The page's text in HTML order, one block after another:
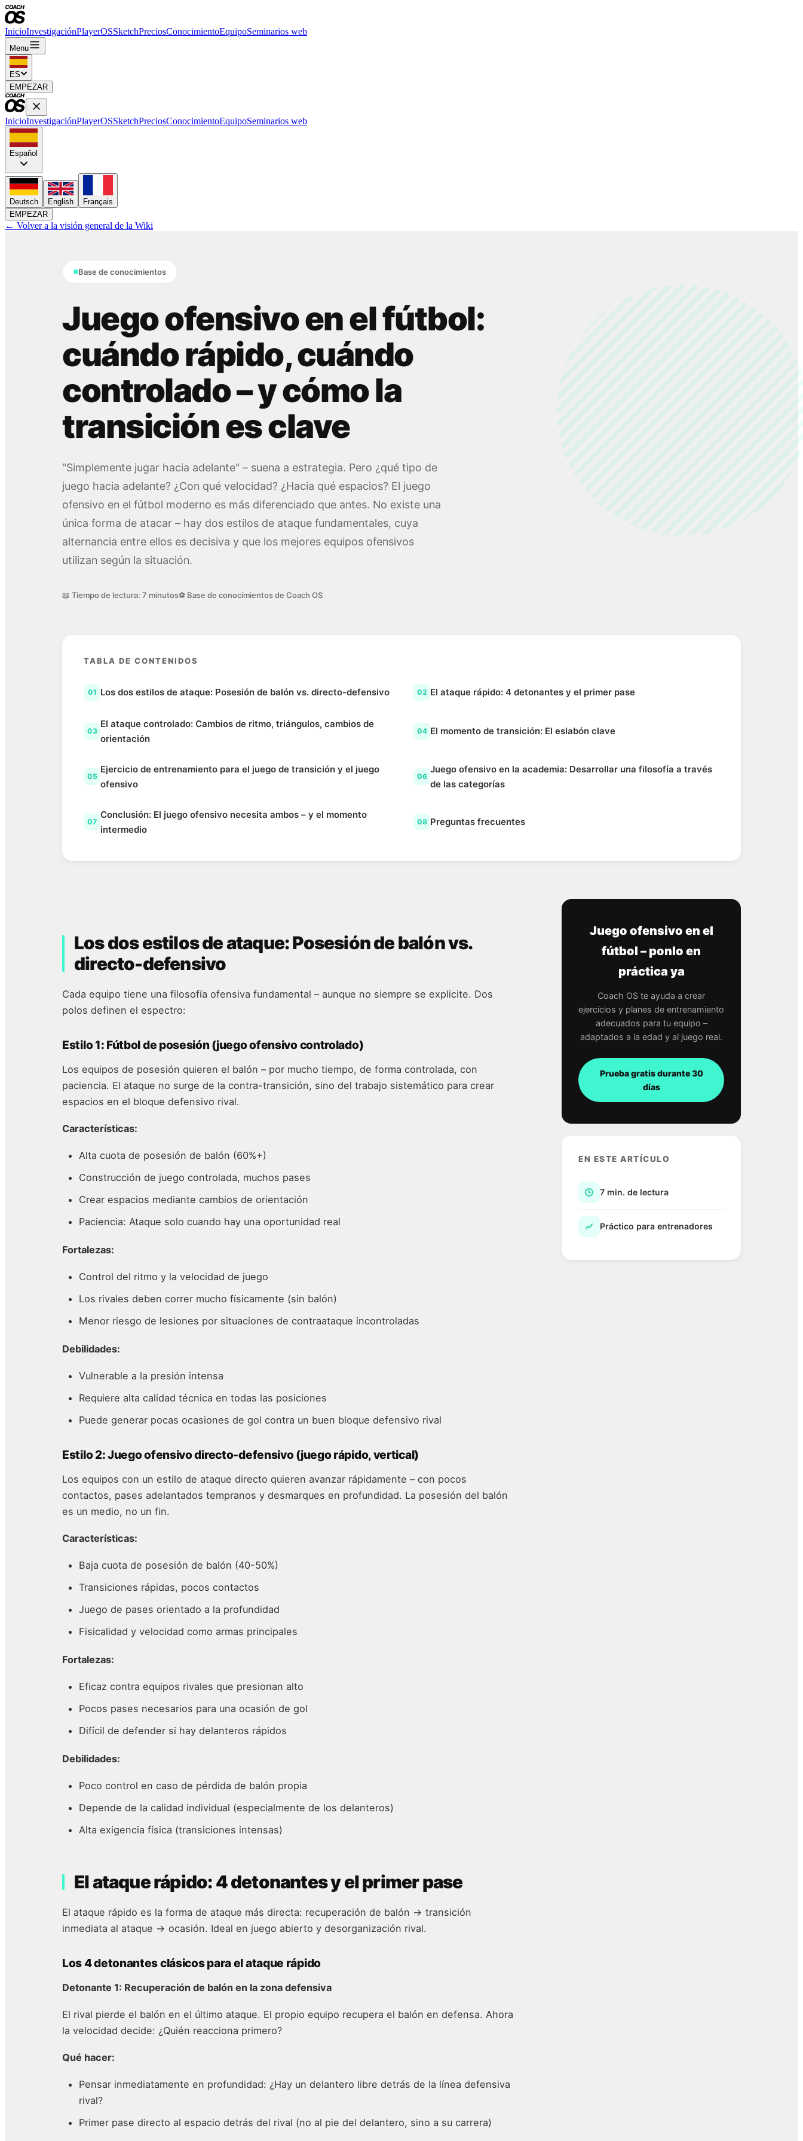
InicioInvestigaciónPlayerOSSketchPreciosConocimientoEquipoSeminarios web
Menu
ES
EMPEZAR
InicioInvestigaciónPlayerOSSketchPreciosConocimientoEquipoSeminarios web
Español
Deutsch English
Français
EMPEZAR
← Volver a la visión general de la Wiki
Base de conocimientos
Juego ofensivo en el fútbol:
cuándo rápido, cuándo
controlado – y cómo la
transición es clave
"Simplemente jugar hacia adelante" – suena a estrategia. Pero ¿qué tipo de
juego hacia adelante? ¿Con qué velocidad? ¿Hacia qué espacios? El juego
ofensivo en el fútbol moderno es más diferenciado que antes. No existe una
única forma de atacar – hay dos estilos de ataque fundamentales, cuya
alternancia entre ellos es decisiva y que los mejores equipos ofensivos
utilizan según la situación.
📖 Tiempo de lectura: 7 minutos⚽ Base de conocimientos de Coach OS
TABLA DE CONTENIDOS
01 Los dos estilos de ataque: Posesión de balón vs. directo-defensivo 02 El ataque rápido: 4 detonantes y el primer pase
03
El ataque controlado: Cambios de ritmo, triángulos, cambios de
orientación
04 El momento de transición: El eslabón clave
05
Ejercicio de entrenamiento para el juego de transición y el juego
ofensivo
06
Juego ofensivo en la academia: Desarrollar una filosofía a través
de las categorías
07
Conclusión: El juego ofensivo necesita ambos – y el momento
intermedio
08 Preguntas frecuentes
Los dos estilos de ataque: Posesión de balón vs.
directo-defensivo
Cada equipo tiene una filosofía ofensiva fundamental – aunque no siempre se explicite. Dos
polos definen el espectro:
Estilo 1: Fútbol de posesión (juego ofensivo controlado)
Los equipos de posesión quieren el balón – por mucho tiempo, de forma controlada, con
paciencia. El ataque no surge de la contra-transición, sino del trabajo sistemático para crear
espacios en el bloque defensivo rival.
Características:
Alta cuota de posesión de balón (60%+)
Construcción de juego controlada, muchos pases
Crear espacios mediante cambios de orientación
Paciencia: Ataque solo cuando hay una oportunidad real
Fortalezas:
Control del ritmo y la velocidad de juego
Los rivales deben correr mucho físicamente (sin balón)
Menor riesgo de lesiones por situaciones de contraataque incontroladas
Debilidades:
Vulnerable a la presión intensa
Requiere alta calidad técnica en todas las posiciones
Puede generar pocas ocasiones de gol contra un buen bloque defensivo rival
Estilo 2: Juego ofensivo directo-defensivo (juego rápido, vertical)
Los equipos con un estilo de ataque directo quieren avanzar rápidamente – con pocos
contactos, pases adelantados tempranos y desmarques en profundidad. La posesión del balón
es un medio, no un fin.
Características:
Baja cuota de posesión de balón (40-50%)
Transiciones rápidas, pocos contactos
Juego de pases orientado a la profundidad
Fisicalidad y velocidad como armas principales
Fortalezas:
Eficaz contra equipos rivales que presionan alto
Pocos pases necesarios para una ocasión de gol
Difícil de defender si hay delanteros rápidos
Debilidades:
Poco control en caso de pérdida de balón propia
Depende de la calidad individual (especialmente de los delanteros)
Alta exigencia física (transiciones intensas)
El ataque rápido: 4 detonantes y el primer pase
El ataque rápido es la forma de ataque más directa: recuperación de balón → transición
inmediata al ataque → ocasión. Ideal en juego abierto y desorganización rival.
Los 4 detonantes clásicos para el ataque rápido
Detonante 1: Recuperación de balón en la zona defensiva
El rival pierde el balón en el último ataque. El propio equipo recupera el balón en defensa. Ahora
la velocidad decide: ¿Quién reacciona primero?
Qué hacer:
Pensar inmediatamente en profundidad: ¿Hay un delantero libre detrás de la línea defensiva
rival?
Primer pase directo al espacio detrás del rival (no al pie del delantero, sino a su carrera)
Juego ofensivo en el
fútbol – ponlo en
práctica ya
Coach OS te ayuda a crear
ejercicios y planes de entrenamiento
adecuados para tu equipo –
adaptados a la edad y al juego real.
Prueba gratis durante 30
días
EN ESTE ARTÍCULO
7 min. de lectura
Práctico para entrenadores